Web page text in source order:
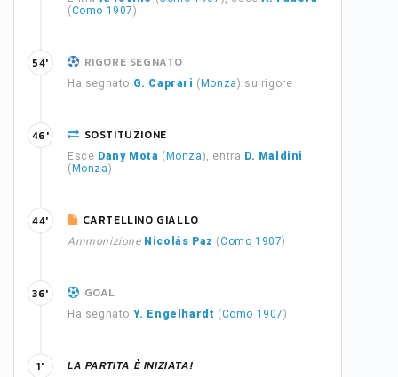
(Como 1907)
RIGORE SEGNATO
Ha segnato G. Caprari ( Monza) su rigore
54'
SOSTITUZIONE
Esce Dany Mota ( Monza), entra D. Maldini
( Monza)
46'
CARTELLINO GIALLO
Ammonizione Nicolás Paz (Como 1907)
44'
GOAL
Ha segnato Y. Engelhardt (Como 1907)
36'
LA PARTITA È INIZIATA!
1'